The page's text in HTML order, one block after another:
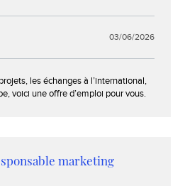
03/06/2026
les échanges à l’international,
voici une offre d’emploi pour vous.
marketing